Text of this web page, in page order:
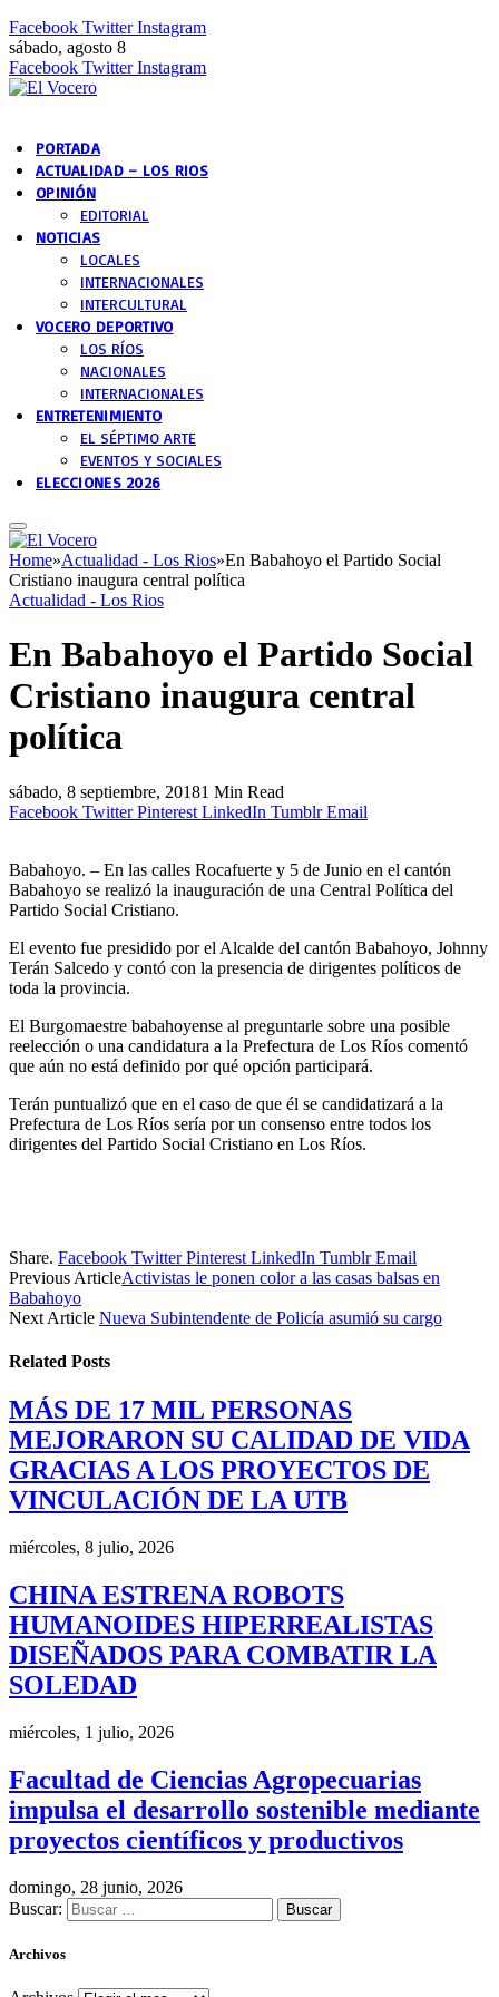
Facebook Twitter Instagram
sábado, agosto 8
Facebook Twitter Instagram
PORTADA
ACTUALIDAD – LOS RIOS
OPINIÓN
EDITORIAL
NOTICIAS
LOCALES
INTERNACIONALES
INTERCULTURAL
VOCERO DEPORTIVO
LOS RÍOS
NACIONALES
INTERNACIONALES
ENTRETENIMIENTO
EL SÉPTIMO ARTE
EVENTOS Y SOCIALES
ELECCIONES 2026
Home»Actualidad - Los Rios»En Babahoyo el Partido Social
Cristiano inaugura central política
Actualidad - Los Rios
En Babahoyo el Partido Social
Cristiano inaugura central
política
sábado, 8 septiembre, 20181 Min Read
Facebook Twitter Pinterest LinkedIn Tumblr Email
Babahoyo. – En las calles Rocafuerte y 5 de Junio en el cantón
Babahoyo se realizó la inauguración de una Central Política del
Partido Social Cristiano.
El evento fue presidido por el Alcalde del cantón Babahoyo, Johnny
Terán Salcedo y contó con la presencia de dirigentes políticos de
toda la provincia.
El Burgomaestre babahoyense al preguntarle sobre una posible
reelección o una candidatura a la Prefectura de Los Ríos comentó
que aún no está definido por qué opción participará.
Terán puntualizó que en el caso de que él se candidatizará a la
Prefectura de Los Ríos sería por un consenso entre todos los
dirigentes del Partido Social Cristiano en Los Ríos.
Share. Facebook Twitter Pinterest LinkedIn Tumblr Email
Previous ArticleActivistas le ponen color a las casas balsas en
Babahoyo
Next Article Nueva Subintendente de Policía asumió su cargo
Related Posts
MÁS DE 17 MIL PERSONAS
MEJORARON SU CALIDAD DE VIDA
GRACIAS A LOS PROYECTOS DE
VINCULACIÓN DE LA UTB
miércoles, 8 julio, 2026
CHINA ESTRENA ROBOTS
HUMANOIDES HIPERREALISTAS
DISEÑADOS PARA COMBATIR LA
SOLEDAD
miércoles, 1 julio, 2026
Facultad de Ciencias Agropecuarias
impulsa el desarrollo sostenible mediante
proyectos científicos y productivos
domingo, 28 junio, 2026
Buscar:
Archivos